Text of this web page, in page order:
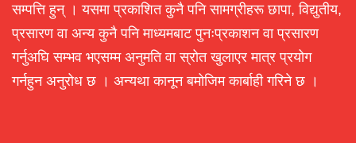
सम्पत्ति हुन् । यसमा प्रकाशित कुनै पनि सामग्रीहरू छापा, विद्युतीय,
प्रसारण वा अन्य कुनै पनि माध्यमबाट पुनःप्रकाशन वा प्रसारण
गर्नुअघि सम्भव भएसम्म अनुमति वा स्रोत खुलाएर मात्र प्रयोग
गर्नहुन अनुरोध छ । अन्यथा कानून बमोजिम कार्बाही गरिने छ ।